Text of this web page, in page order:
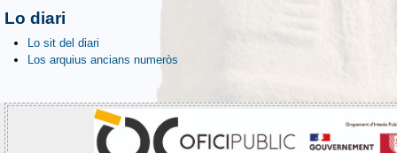
Lo diari
Lo sit del diari
Los arquius ancians numeròs